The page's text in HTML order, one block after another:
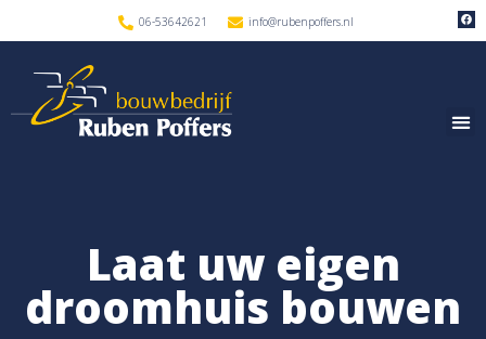
06-53642621 info@rubenpoffers.nl
Laat uw eigen
droomhuis bouwen